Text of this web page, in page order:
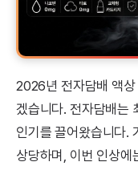
2026년 전자담배 액상
겠습니다. 전자담배는
인기를 끌어왔습니다.
상당하며, 이번 인상에